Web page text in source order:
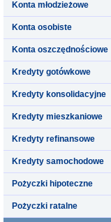
Konta młodzieżowe
Konta osobiste
Konta oszczędnościowe
Kredyty gotówkowe
Kredyty konsolidacyjne
Kredyty mieszkaniowe
Kredyty refinansowe
Kredyty samochodowe
Pożyczki hipoteczne
Pożyczki ratalne